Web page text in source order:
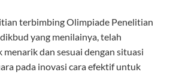
terbimbing Olimpiade Penelitian
yang menilainya, telah
dan sesuai dengan situasi
pada inovasi cara efektif untuk